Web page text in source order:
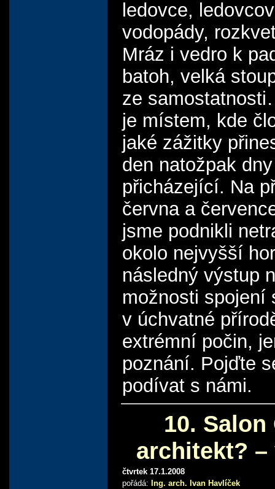
ledovce,
vodopády,
Mráz i vedro k
batoh, velká
ze
je místem, kde
jaké zážitky
den natožpak dny
přicházející. Na
června a
jsme podnikli
okolo nejvyšší
následný výstup
možnosti spojení
v úchvatné
extrémní počin,
poznání. Pojďte
podívat s námi.
10. Salon
architekt? –
čtvrtek 17.1.2008
pořádá: Ing. arch. Ivan Havlíček